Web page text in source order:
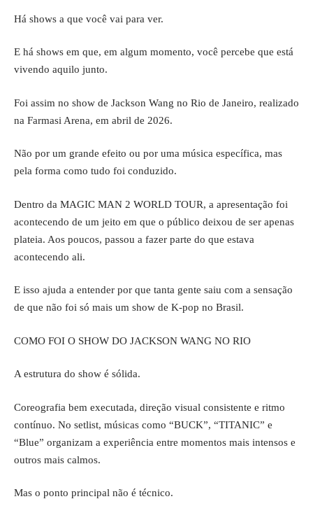
Há shows a que você vai para ver.
E há shows em que, em algum momento, você percebe que está
vivendo aquilo junto.
Foi assim no show de Jackson Wang no Rio de Janeiro, realizado
na Farmasi Arena, em abril de 2026.
Não por um grande efeito ou por uma música específica, mas
pela forma como tudo foi conduzido.
Dentro da MAGIC MAN 2 WORLD TOUR, a apresentação foi
acontecendo de um jeito em que o público deixou de ser apenas
plateia. Aos poucos, passou a fazer parte do que estava
acontecendo ali.
E isso ajuda a entender por que tanta gente saiu com a sensação
de que não foi só mais um show de K-pop no Brasil.
COMO FOI O SHOW DO JACKSON WANG NO RIO
A estrutura do show é sólida.
Coreografia bem executada, direção visual consistente e ritmo
contínuo. No setlist, músicas como “BUCK”, “TITANIC” e
“Blue” organizam a experiência entre momentos mais intensos e
outros mais calmos.
Mas o ponto principal não é técnico.